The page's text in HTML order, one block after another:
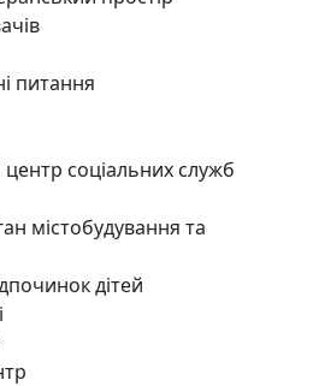
питання
центр соціальних служб
містобудування та
дітей